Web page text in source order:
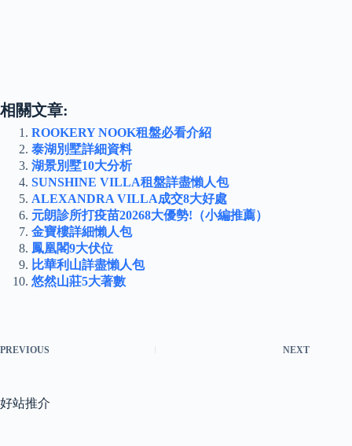
相關文章:
ROOKERY NOOK租盤必看介紹
泰湖別墅詳細資料
湖景別墅10大分析
SUNSHINE VILLA租盤詳盡懶人包
ALEXANDRA VILLA成交8大好處
元朗診所打疫苗20268大優勢!（小編推薦）
金寶樓詳細懶人包
鳳凰閣9大伏位
比華利山詳盡懶人包
悠然山莊5大著數
PREVIOUS NEXT
好站推介